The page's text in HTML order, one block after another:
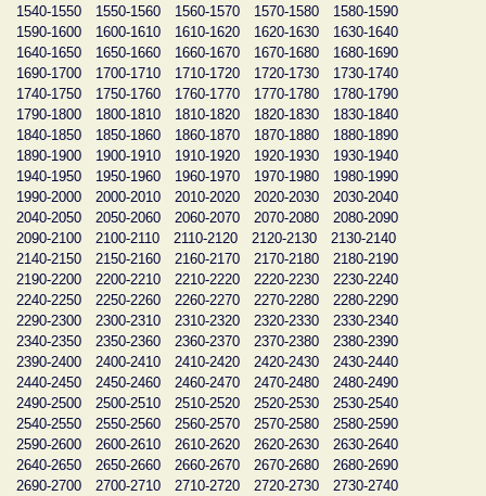
1540-1550
1550-1560 1560-1570 1570-1580
1580-1590
1590-1600
1600-1610 1610-1620 1620-1630
1630-1640
1640-1650
1650-1660 1660-1670 1670-1680
1680-1690
1690-1700
1700-1710 1710-1720 1720-1730
1730-1740
1740-1750
1750-1760 1760-1770 1770-1780
1780-1790
1790-1800
1800-1810 1810-1820 1820-1830
1830-1840
1840-1850
1850-1860 1860-1870 1870-1880
1880-1890
1890-1900
1900-1910 1910-1920 1920-1930
1930-1940
1940-1950
1950-1960 1960-1970 1970-1980
1980-1990
1990-2000
2000-2010 2010-2020 2020-2030
2030-2040
2040-2050
2050-2060 2060-2070 2070-2080
2080-2090
2090-2100
2100-2110 2110-2120 2120-2130
2130-2140
2140-2150
2150-2160 2160-2170 2170-2180
2180-2190
2190-2200
2200-2210 2210-2220 2220-2230
2230-2240
2240-2250
2250-2260 2260-2270 2270-2280
2280-2290
2290-2300
2300-2310 2310-2320 2320-2330
2330-2340
2340-2350
2350-2360 2360-2370 2370-2380
2380-2390
2390-2400
2400-2410 2410-2420 2420-2430
2430-2440
2440-2450
2450-2460 2460-2470 2470-2480
2480-2490
2490-2500
2500-2510 2510-2520 2520-2530
2530-2540
2540-2550
2550-2560 2560-2570 2570-2580
2580-2590
2590-2600
2600-2610 2610-2620 2620-2630
2630-2640
2640-2650
2650-2660 2660-2670 2670-2680
2680-2690
2690-2700
2700-2710 2710-2720 2720-2730
2730-2740